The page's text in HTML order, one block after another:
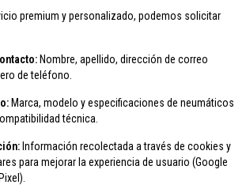
premium y personalizado, podemos solicitar
Nombre, apellido, dirección de correo
de teléfono.
Marca, modelo y especificaciones de neumáticos
técnica.
Información recolectada a través de cookies y
para mejorar la experiencia de usuario (Google